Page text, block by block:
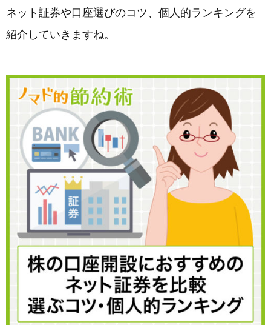
ネット証券や口座選びのコツ、個人的ランキングを
紹介していきますね。